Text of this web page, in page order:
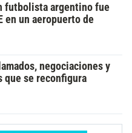
futbolista argentino fue
en un aeropuerto de
negociaciones y
que se reconfigura